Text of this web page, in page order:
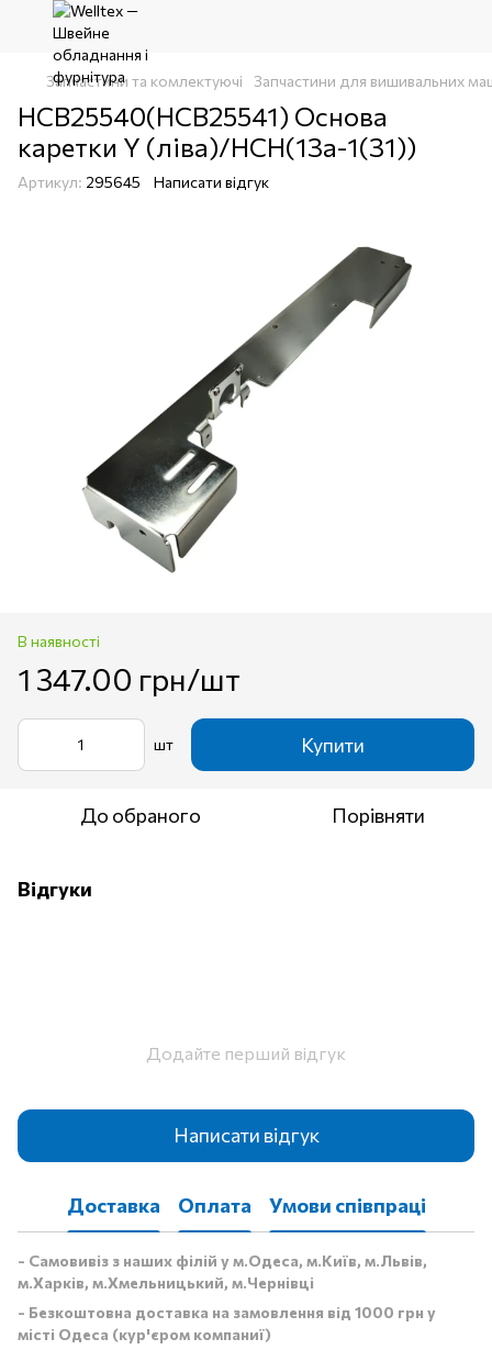
Запчастини та комлектуючі Запчастини для вишивальних
НСВ25540(НСВ25541) Основа
каретки Y (ліва)/HCH(13a-1(31))
Артикул: 295645 Написати відгук
В наявності
1 347.00 грн/шт
шт Купити
До обраного Порівняти
Відгуки
Додайте перший відгук
Написати відгук
Доставка Оплата Умови співпраці
- Самовивіз з наших філій у м.Одеса, м.Київ, м.Львів,
м.Харків, м.Хмельницький, м.Чернівці
- Безкоштовна доставка на замовлення від 1000 грн у
місті Одеса (кур'єром компаниї)